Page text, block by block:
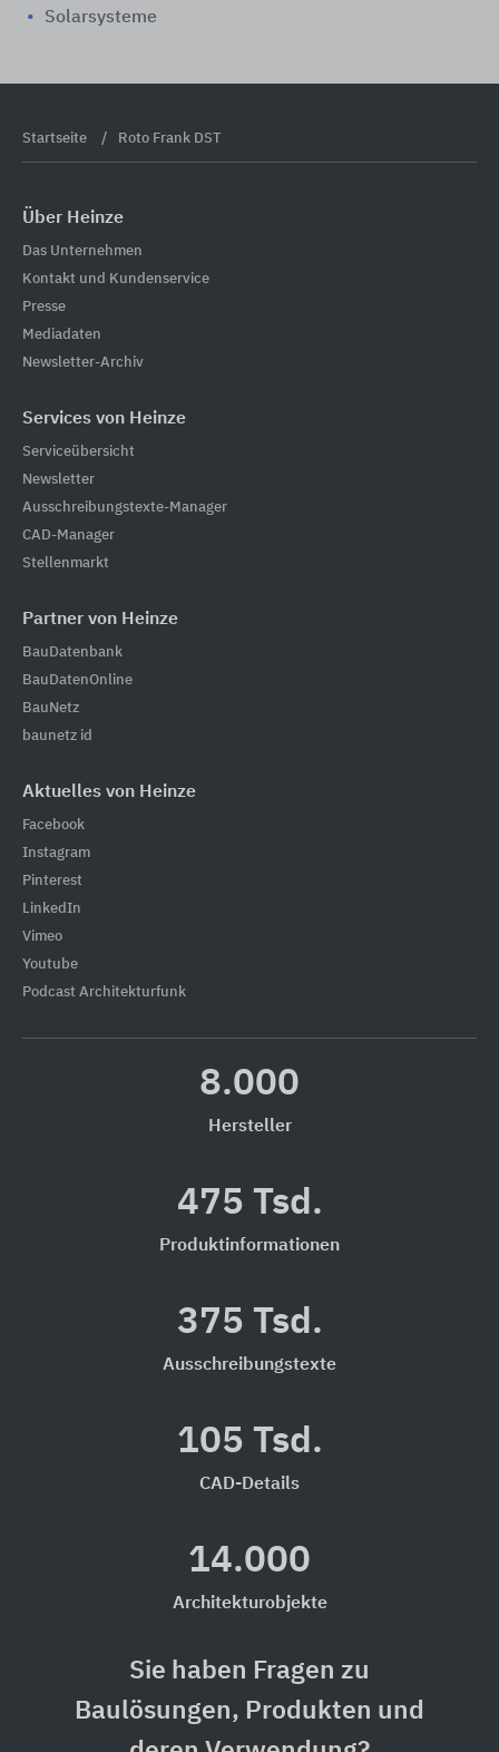
Solarsysteme
Startseite Roto Frank DST
Über Heinze
Das Unternehmen
Kontakt und Kundenservice
Presse
Mediadaten
Newsletter-Archiv
Services von Heinze
Serviceübersicht
Newsletter
Ausschreibungstexte-Manager
CAD-Manager
Stellenmarkt
Partner von Heinze
BauDatenbank
BauDatenOnline
BauNetz
baunetz id
Aktuelles von Heinze
Facebook
Instagram
Pinterest
LinkedIn
Vimeo
Youtube
Podcast Architekturfunk
8.000
Hersteller
475 Tsd.
Produktinformationen
375 Tsd.
Ausschreibungstexte
105 Tsd.
CAD-Details
14.000
Architekturobjekte
Sie haben Fragen zu
Baulösungen, Produkten und